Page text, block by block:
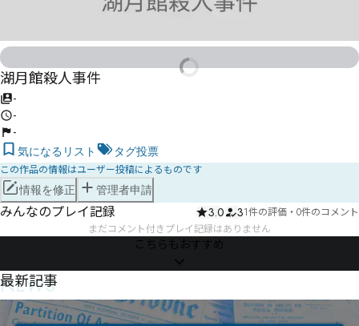
湖月館殺人事件
-
-
-
気になるリスト タグ投票
この作品の情報はユーザー投稿によるものです
情報を修正 管理者申請
みんなのプレイ記録 3.0 31件の評価 ・ 0件のコメント
まだコメント付きプレイ記録はありません
こちらもおすすめ
NEWS
最新記事